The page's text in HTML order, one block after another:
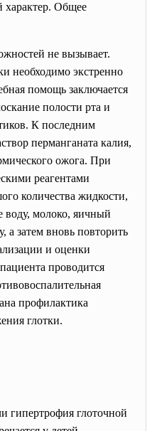
Общее
не вызывает.
необходимо экстренно
помощь заключается
полости рта и
К последним
перманганата калия,
ожога. При
реагентами
количества жидкости,
воду, молоко, яичный
а затем вновь повторить
и оценки
проводится
профилактика
глотки.
гипертрофия глоточной